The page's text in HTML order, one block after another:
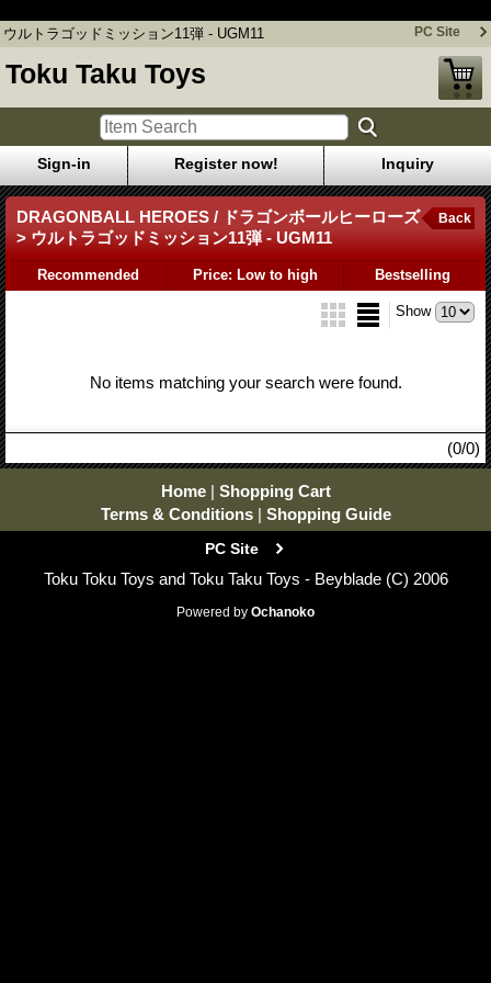
ウルトラゴッドミッション11弾 - UGM11 PC Site
Toku Taku Toys
Sign-in Register now! Inquiry
DRAGONBALL HEROES / ドラゴンボールヒーローズ
> ウルトラゴッドミッション11弾 - UGM11
Back
Recommended Price: Low to high Bestselling
Show
No items matching your search were found.
(0/0)
Home | Shopping Cart
Terms & Conditions | Shopping Guide
PC Site
Toku Toku Toys and Toku Taku Toys - Beyblade (C) 2006
Powered by Ochanoko